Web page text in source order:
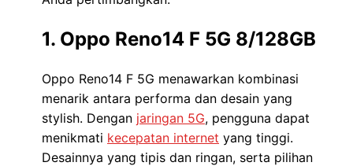
1. Oppo Reno14 F 5G 8/128GB
Oppo Reno14 F 5G menawarkan kombinasi
menarik antara performa dan desain yang
stylish. Dengan jaringan 5G, pengguna dapat
menikmati kecepatan internet yang tinggi.
Desainnya yang tipis dan ringan, serta pilihan